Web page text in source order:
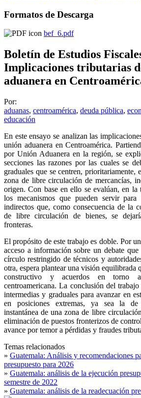
Formatos de Descarga
bef_6.pdf
Boletín de Estudios
Implicaciones tributarias
aduanera en
Por:
aduanas, centroamérica, deuda pública,
educación
En este ensayo se analizan las
unión aduanera en Centroamérica.
por Unión Aduanera en la región, se
secciones las razones por las cuales se
graduales que se centren, prioritariamente,
zona de libre circulación de mercancías,
origen. Con base en ello se evalúan, en la
los mecanismos que pueden servir para
indirectos que, como consecuencia de la
de libre circulación de bienes, se
fronteras.
El propósito de este trabajo es doble. Por
acceso a información sobre un debate
círculo restringido de técnicos y
otra, espera plantear una visión equilibrada
constructivo y acuerdos en torno
centroamericana. La conclusión del
intermedias y graduales para avanzar en
en posiciones extremas, ya sea la de
instantánea de una zona de libre
eliminación de puestos fronterizos de
avance por temor a pérdidas y fraudes
Temas relacionados
» Guatemala: Análisis y recomendaciones
presupuesto para 2026
» Guatemala: análisis de la ejecución
semestre de 2022
» Guatemala: análisis de la readecuación